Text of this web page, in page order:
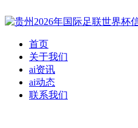
首页
关于我们
ai资讯
ai动态
联系我们